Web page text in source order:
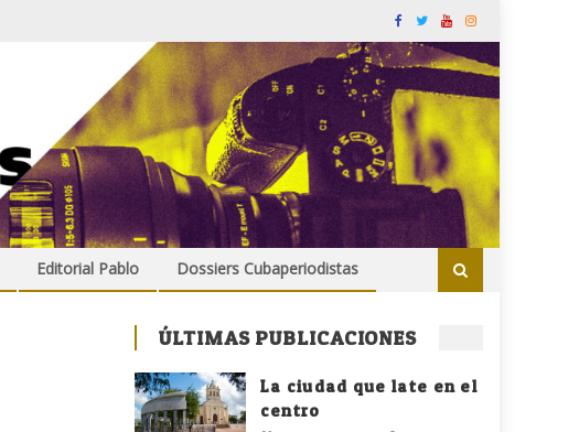
Editorial Pablo Dossiers Cubaperiodistas
ÚLTIMAS PUBLICACIONES
La ciudad que late en el
centro